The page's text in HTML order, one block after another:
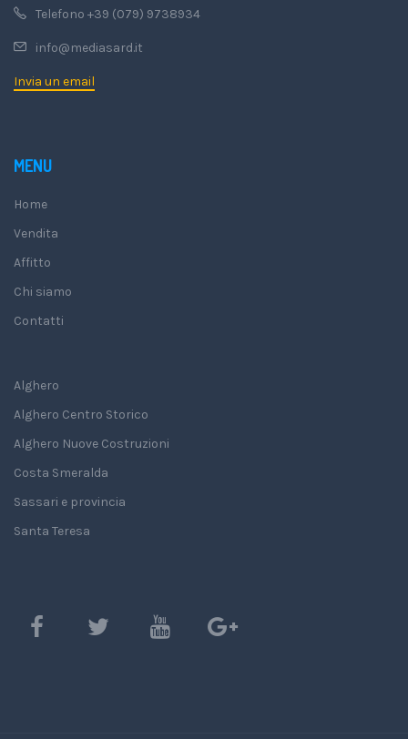
Telefono +39 (079) 9738934
info@mediasard.it
Invia un email
MENU
Home
Vendita
Affitto
Chi siamo
Contatti
Alghero
Alghero Centro Storico
Alghero Nuove Costruzioni
Costa Smeralda
Sassari e provincia
Santa Teresa